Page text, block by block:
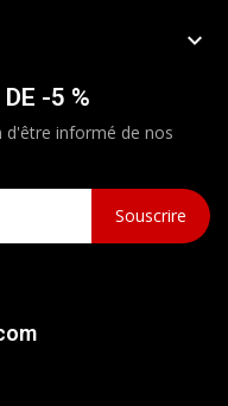

-5 %
d'être informé de nos
Souscrire